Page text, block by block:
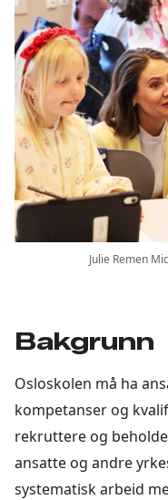
Julie Remen
Bakgrunn
Osloskolen må ha
kompetanser og
rekruttere og
ansatte og andre
systematisk arbeid